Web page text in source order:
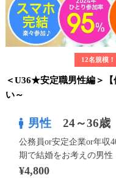
12名規模！
＜U36★安定職男性編＞
い～
男性 24～36歳
公務員or安定企業or年収
期で結婚をお考えの男性
¥4,800